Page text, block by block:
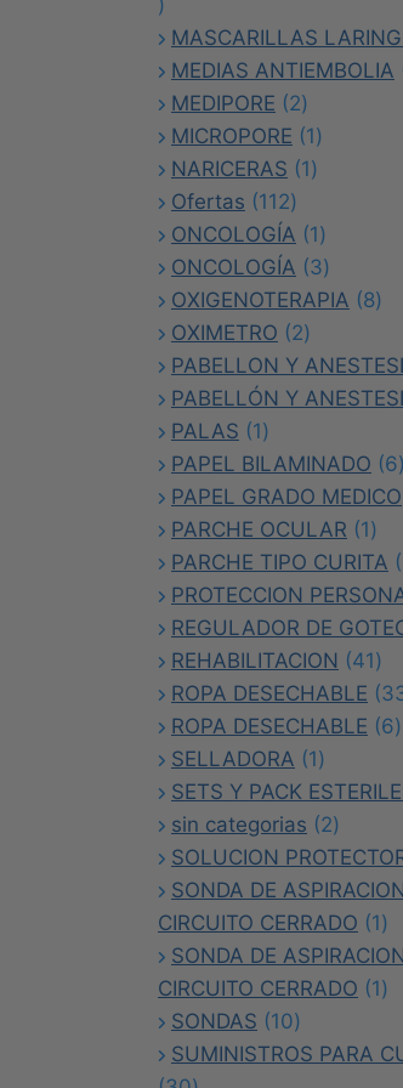
producto
MASCARILLAS
MEDIAS ANTIEMBOLIA
MEDIPORE 22
productos
MICROPORE 11
producto
NARICERAS 11
Ofertas 112112
productos
ONCOLOGÍA 11
producto
ONCOLOGÍA 33
OXIGENOTERAPIA 88
OXIMETRO 22
productos
PABELLON Y
PABELLÓN Y
PALAS 11
producto
PAPEL BILAMINADO 66
PAPEL GRADO MEDICO
PARCHE OCULAR 11
PARCHE TIPO CURITA
PROTECCION
REGULADOR DE
REHABILITACION 4141
ROPA DESECHABLE
ROPA DESECHABLE 66
SELLADORA 11
producto
SETS Y PACK
sin categorias 22
SOLUCION
SONDA DE ASPIRACION
CIRCUITO CERRADO
11
SONDA DE ASPIRACION
CIRCUITO CERRADO
11
SONDAS 1010
productos
SUMINISTROS PARA